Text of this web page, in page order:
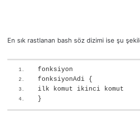
En sık rastlanan bash söz dizimi ise şu
fonksiyon
fonksiyonAdi {
ilk komut ikinci komut
}